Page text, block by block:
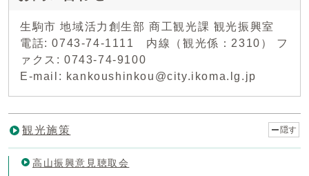
生駒市 地域活力創生部 商工観光課 観光振興室
電話: 0743-74-1111 内線（観光係：2310） フ
ァクス: 0743-74-9100
E-mail: kankoushinkou@city.ikoma.lg.jp
観光施策 隠す
高山振興意見聴取会